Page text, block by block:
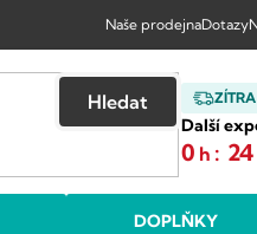
Naše prodejnaDotazy
Další
0 h : 24
Hledat
DOPLŇKY